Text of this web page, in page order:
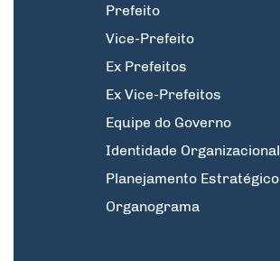
Prefeito
Vice-Prefeito
Ex Prefeitos
Ex Vice-Prefeitos
Equipe do Governo
Identidade Organizacional
Planejamento Estratégico
Organograma